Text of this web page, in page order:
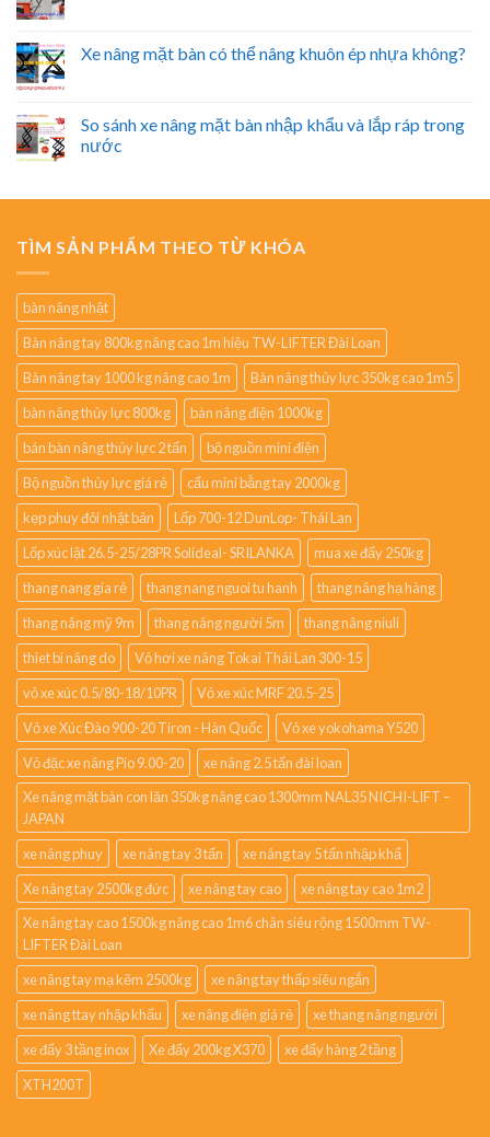
Xe nâng mặt bàn có thể nâng khuôn ép nhựa không?
So sánh xe nâng mặt bàn nhập khẩu và lắp ráp trong
nước
TÌM SẢN PHẨM THEO TỪ KHÓA
bàn nâng nhật
Bàn nâng tay 800kg nâng cao 1m hiệu TW-LIFTER Đài Loan
Bàn nâng tay 1000 kg nâng cao 1m
Bàn nâng thủy lực 350kg cao 1m5
bàn nâng thủy lực 800kg
bàn nâng điện 1000kg
bán bàn nâng thủy lực 2 tấn
bộ nguồn mini điện
Bộ nguồn thủy lực giá rẻ
cẩu mini bằng tay 2000kg
kẹp phuy đôi nhật bản
Lốp 700-12 DunLop- Thái Lan
Lốp xúc lật 26.5-25/28PR Solideal- SRILANKA
mua xe đẩy 250kg
thang nang gia rẻ
thang nang nguoi tu hanh
thang nâng hạ hàng
thang nâng mỹ 9m
thang nâng người 5m
thang nâng niuli
thiet bi nâng do
Vỏ hơi xe nâng Tokai Thái Lan 300-15
vỏ xe xúc 0.5/80-18/10PR
Vỏ xe xúc MRF 20.5-25
Vỏ xe Xúc Đào 900-20 Tiron - Hàn Quốc
Vỏ xe yokohama Y520
Vỏ đặc xe nâng Pio 9.00-20
xe nâng 2.5 tấn đài loan
Xe nâng mặt bàn con lăn 350kg nâng cao 1300mm NAL35 NICHI-LIFT –
JAPAN
xe nâng phuy
xe nâng tay 3 tấn
xe nâng tay 5 tấn nhập khẩ
Xe nâng tay 2500kg đức
xe nâng tay cao
xe nâng tay cao 1m2
Xe nâng tay cao 1500kg nâng cao 1m6 chân siêu rộng 1500mm TW-
LIFTER Đài Loan
xe nâng tay mạ kẽm 2500kg
xe nâng tay thấp siêu ngắn
xe nâng ttay nhập khẩu
xe nâng điện giá rẻ
xe thang nâng người
xe đẩy 3 tầng inox
Xe đẩy 200kg X370
xe đẩy hàng 2 tầng
XTH200T